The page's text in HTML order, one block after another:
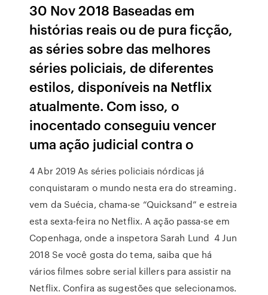
30 Nov 2018 Baseadas em
histórias reais ou de pura ficção,
as séries sobre das melhores
séries policiais, de diferentes
estilos, disponíveis na Netflix
atualmente. Com isso, o
inocentado conseguiu vencer
uma ação judicial contra o
4 Abr 2019 As séries policiais nórdicas já
conquistaram o mundo nesta era do streaming.
vem da Suécia, chama-se “Quicksand” e estreia
esta sexta-feira no Netflix. A ação passa-se em
Copenhaga, onde a inspetora Sarah Lund 4 Jun
2018 Se você gosta do tema, saiba que há
vários filmes sobre serial killers para assistir na
Netflix. Confira as sugestões que selecionamos.